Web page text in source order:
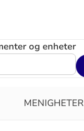
og enheter
MENIGHETER